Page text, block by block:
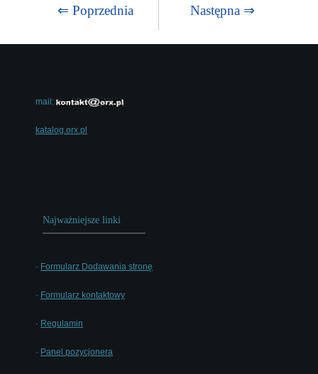
⇐ Poprzednia Następna ⇒
mail:
katalog.orx.pl
Najważniejsze linki
· Formularz Dodawania stronę
· Formularz kontaktowy
· Regulamin
· Panel pozycjonera